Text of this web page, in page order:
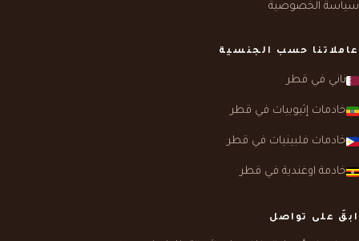
سياسة الخصوصية
عاملاتنا حسب الجنسية
ناني في قطر
خادمات إثيوبيات في قطر
خادمات فلبينيات في قطر
خادمة اوغندية في قطر
ابقَ على تواصل